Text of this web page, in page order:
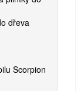
dřeva
Scorpion